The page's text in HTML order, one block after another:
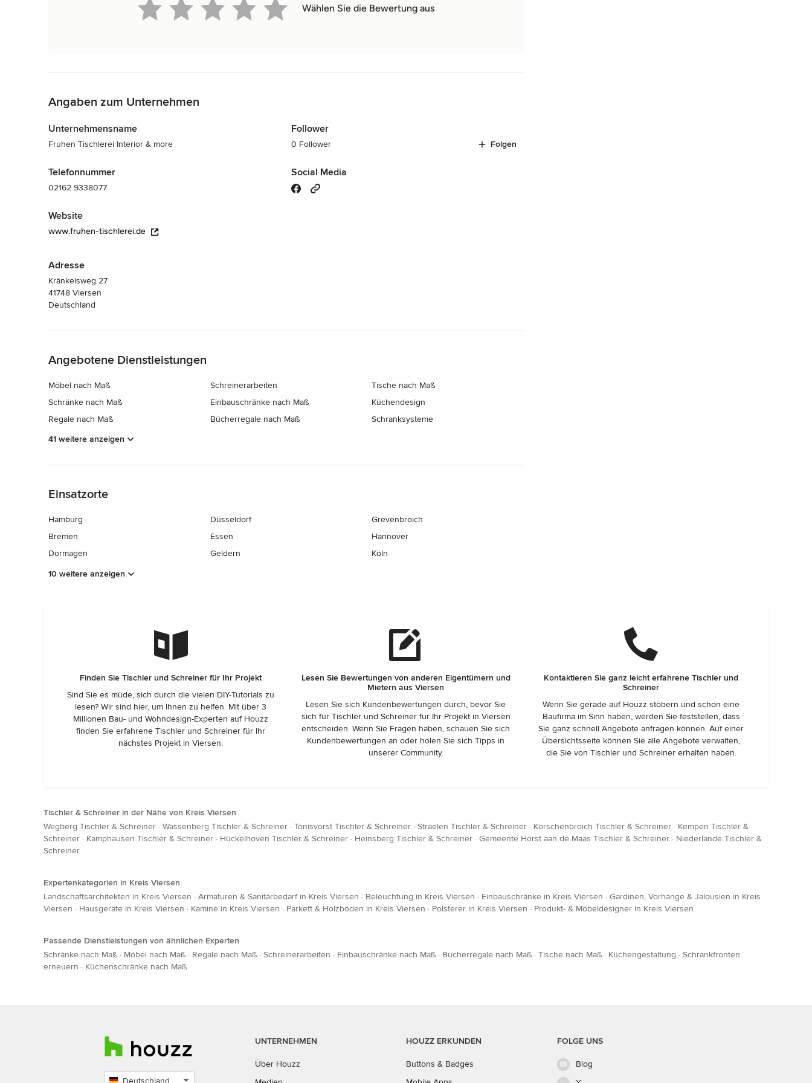
Wählen Sie die Bewertung aus
Angaben zum Unternehmen
Unternehmensname
Fruhen Tischlerei Interior & more
Telefonnummer
02162 9338077
Website
www.fruhen-tischlerei.de
Adresse
Kränkelsweg 27
41748 Viersen
Deutschland
Follower
0 Follower Folgen
Social Media
Angebotene Dienstleistungen
Möbel nach Maß
Schränke nach Maß
Regale nach Maß
Schreinerarbeiten
Einbauschränke nach Maß
Bücherregale nach Maß
Tische nach Maß
Küchendesign
Schranksysteme
41 weitere anzeigen
Einsatzorte
Hamburg
Bremen
Dormagen
Düsseldorf
Essen
Geldern
Grevenbroich
Hannover
Köln
10 weitere anzeigen
Finden Sie Tischler und Schreiner für Ihr Projekt
Sind Sie es müde, sich durch die vielen DIY-Tutorials zu
lesen? Wir sind hier, um Ihnen zu helfen. Mit über 3
Millionen Bau- und Wohndesign-Experten auf Houzz
finden Sie erfahrene Tischler und Schreiner für Ihr
nächstes Projekt in Viersen.
Lesen Sie Bewertungen von anderen Eigentümern und
Mietern aus Viersen
Lesen Sie sich Kundenbewertungen durch, bevor Sie
sich für Tischler und Schreiner für Ihr Projekt in Viersen
entscheiden. Wenn Sie Fragen haben, schauen Sie sich
Kundenbewertungen an oder holen Sie sich Tipps in
unserer Community.
Kontaktieren Sie ganz leicht erfahrene Tischler und
Schreiner
Wenn Sie gerade auf Houzz stöbern und schon eine
Baufirma im Sinn haben, werden Sie feststellen, dass
Sie ganz schnell Angebote anfragen können. Auf einer
Übersichtsseite können Sie alle Angebote verwalten,
die Sie von Tischler und Schreiner erhalten haben.
Tischler & Schreiner in der Nähe von Kreis Viersen
Wegberg Tischler & Schreiner · Wassenberg Tischler & Schreiner · Tönisvorst Tischler & Schreiner · Straelen Tischler & Schreiner · Korschenbroich Tischler & Schreiner · Kempen Tischler &
Schreiner · Kamphausen Tischler & Schreiner · Hückelhoven Tischler & Schreiner · Heinsberg Tischler & Schreiner · Gemeente Horst aan de Maas Tischler & Schreiner · Niederlande Tischler &
Schreiner
Expertenkategorien in Kreis Viersen
Landschaftsarchitekten in Kreis Viersen · Armaturen & Sanitärbedarf in Kreis Viersen · Beleuchtung in Kreis Viersen · Einbauschränke in Kreis Viersen · Gardinen, Vorhänge & Jalousien in Kreis
Viersen · Hausgeräte in Kreis Viersen · Kamine in Kreis Viersen · Parkett & Holzböden in Kreis Viersen · Polsterer in Kreis Viersen · Produkt- & Möbeldesigner in Kreis Viersen
Passende Dienstleistungen von ähnlichen Experten
Schränke nach Maß · Möbel nach Maß · Regale nach Maß · Schreinerarbeiten · Einbauschränke nach Maß · Bücherregale nach Maß · Tische nach Maß · Küchengestaltung · Schrankfronten
erneuern · Küchenschränke nach Maß
Deutschland
UNTERNEHMEN
Über Houzz
HOUZZ ERKUNDEN
Buttons & Badges
FOLGE UNS
Blog